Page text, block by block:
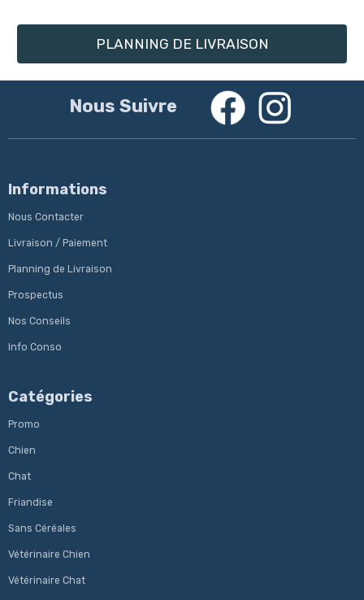
PLANNING DE LIVRAISON
Nous Suivre
Informations
Nous Contacter
Livraison / Paiement
Planning de Livraison
Prospectus
Nos Conseils
Info Conso
Catégories
Promo
Chien
Chat
Friandise
Sans Céréales
Vétérinaire Chien
Vétérinaire Chat